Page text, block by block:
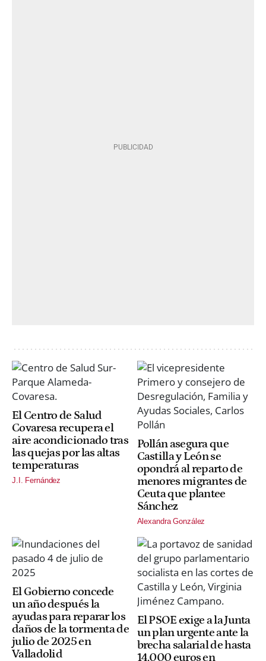
El Centro de Salud
Covaresa recupera el
aire acondicionado tras
las quejas por las altas
temperaturas
J.I. Fernández
Pollán asegura que
Castilla y León se
opondrá al reparto de
menores migrantes de
Ceuta que plantee
Sánchez
Alexandra González
El Gobierno concede
un año después la
ayudas para reparar los
daños de la tormenta de
julio de 2025 en
Valladolid
El PSOE exige a la Junta
un plan urgente ante la
brecha salarial de hasta
14.000 euros en